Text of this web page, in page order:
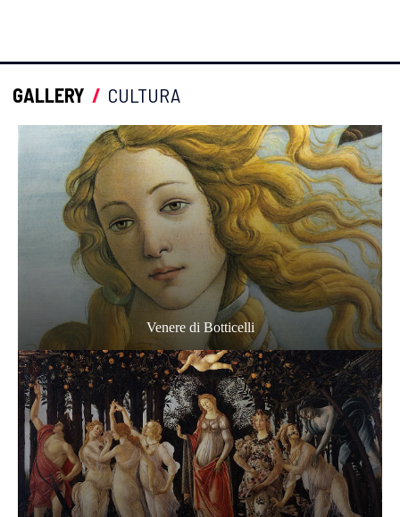
GALLERY / CULTURA
Venere di Botticelli